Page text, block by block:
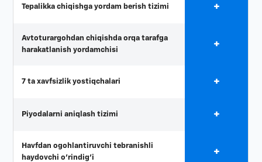
Tepalikka chiqishga yordam berish tizimi +
Avtoturargohdan chiqishda orqa tarafga
harakatlanish yordamchisi
+
7 ta xavfsizlik yostiqchalari +
Piyodalarni aniqlash tizimi +
Havfdan ogohlantiruvchi tebranishli
haydovchi o'rindig'i
+